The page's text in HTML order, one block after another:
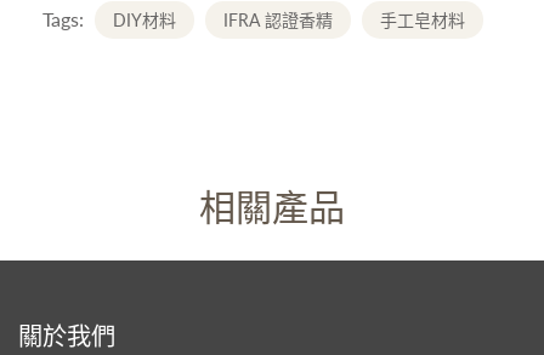
Tags: DIY材料 IFRA 認證香精 手工皂材料
相關產品
關於我們